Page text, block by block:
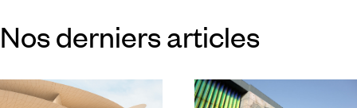
Nos derniers articles